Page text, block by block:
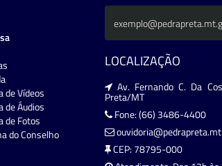
de Vídeos
de Áudios
de Fotos
do Conselho
LOCALIZAÇÃO
Av. Fernando C. Da
Preta/MT
Fone: (66) 3486-4400
CEP: 78795-000